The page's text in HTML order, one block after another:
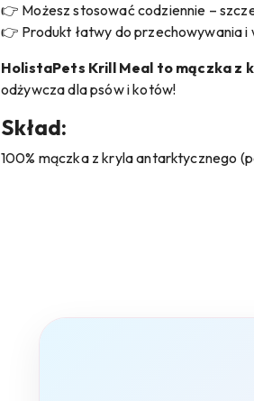
👉 Możesz stosować codziennie –
👉 Produkt łatwy do przechowywania
HolistaPets Krill Meal to mączka z
odżywcza dla psów i kotów!
Skład:
100% mączka z kryla antarktycznego